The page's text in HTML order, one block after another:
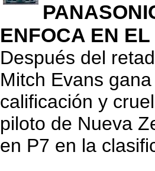
ENFOCA EN
Después del
Mitch Evans
calificación y
piloto de Nueva
en P7 en la